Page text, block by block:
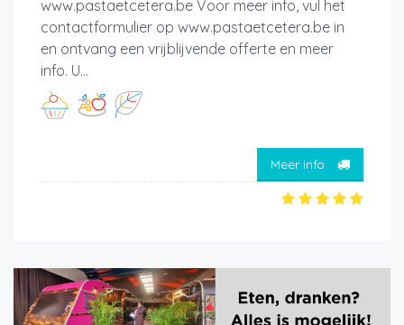
www.pastaetcetera.be Voor meer info, vul het
contactformulier op www.pastaetcetera.be in
en ontvang een vrijblijvende offerte en meer
info. U...
Meer info